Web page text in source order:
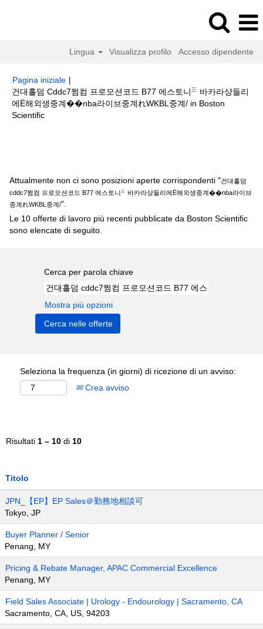
Lingua Visualizza profilo Accesso dipendente
Pagina iniziale |
건대홀덤 Cddc7쩜컴 프로모션코드 B77 에스토니㆔바카라샹들리
에Ë해외생중계��nba라이브중계れWKBL중계/ in Boston
Scientific(pagina
Attualmente non ci sono posizioni aperte corrispondenti "건대홀덤
cddc7쩜컴 프로모션코드 B77 에스토니㆔바카라샹들리에Ë해외생중계��nba라이브
중계れWKBL중계/".
Le 10 offerte di lavoro più recenti pubblicate da Boston Scientific
sono elencate di seguito.
Cerca per parola chiave
Mostra più opzioni
Seleziona la frequenza (in giorni) di ricezione di un avviso:
Crea avviso
Risultati 1 – 10 di 10
Titolo
JPN_【EP】EP Sales＠勤務地相談可
Tokyo, JP
Buyer Planner / Senior
Penang, MY
Pricing & Rebate Manager, APAC Commercial Excellence
Penang, MY
Field Sales Associate | Urology - Endourology | Sacramento, CA
Sacramento, CA, US, 94203